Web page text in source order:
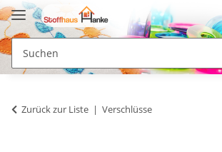
Zurück zur Liste Verschlüsse